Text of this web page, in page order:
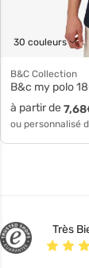
30 couleurs
B&C Collection
B&c my polo
à partir de7,68
ou personnalisé
Très